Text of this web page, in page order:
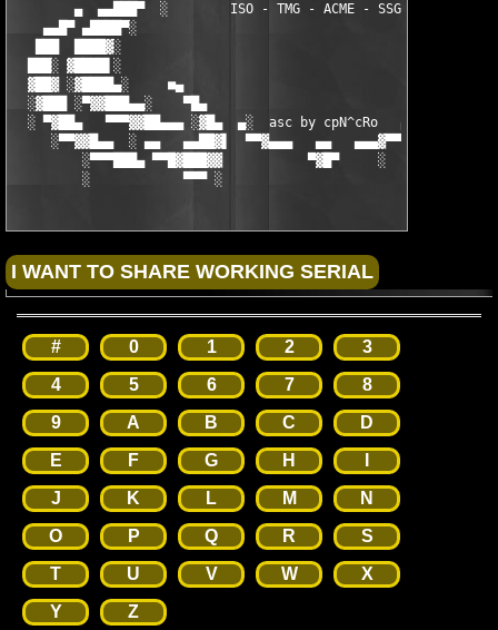
▄  ▄▄███▀  ░        ISO - TMG - ACME - SSG          ░
▄▄█▀ ▄████▀░
███  ████▓░
███░ ▓████▌░
▓██▓ ░▓████▄░     ■▄                                    ▄■
░▓███ ░▀▓▓███▄▄░    ▀█▄                              ▄█▀
░ ▀▓██▄   ▀▀▀▓▓██▄▄▄ ░▓█▄  ▄░  asc by cpN^cRo   ▄  ▄█▓░
░▀▀▓▓█▄▄  ░ ▄▄   ▄▄██▓▌  ▀▀▓▄▄▄   ▄▄   ▄▄▄▓▀▀  ▐▓██▄▄
░▀▀▀███▄ ▀▀█▓███▓▓           ▀▓█▀     ░
         ░            ▀▀▀ ░                           ░▀▀▀
# 0 1 2
3
4
5 6 7
8
9
A B C
D
E
F G H
J
K L M
N
O
P Q R
S
T
U V W
X
Y
Z